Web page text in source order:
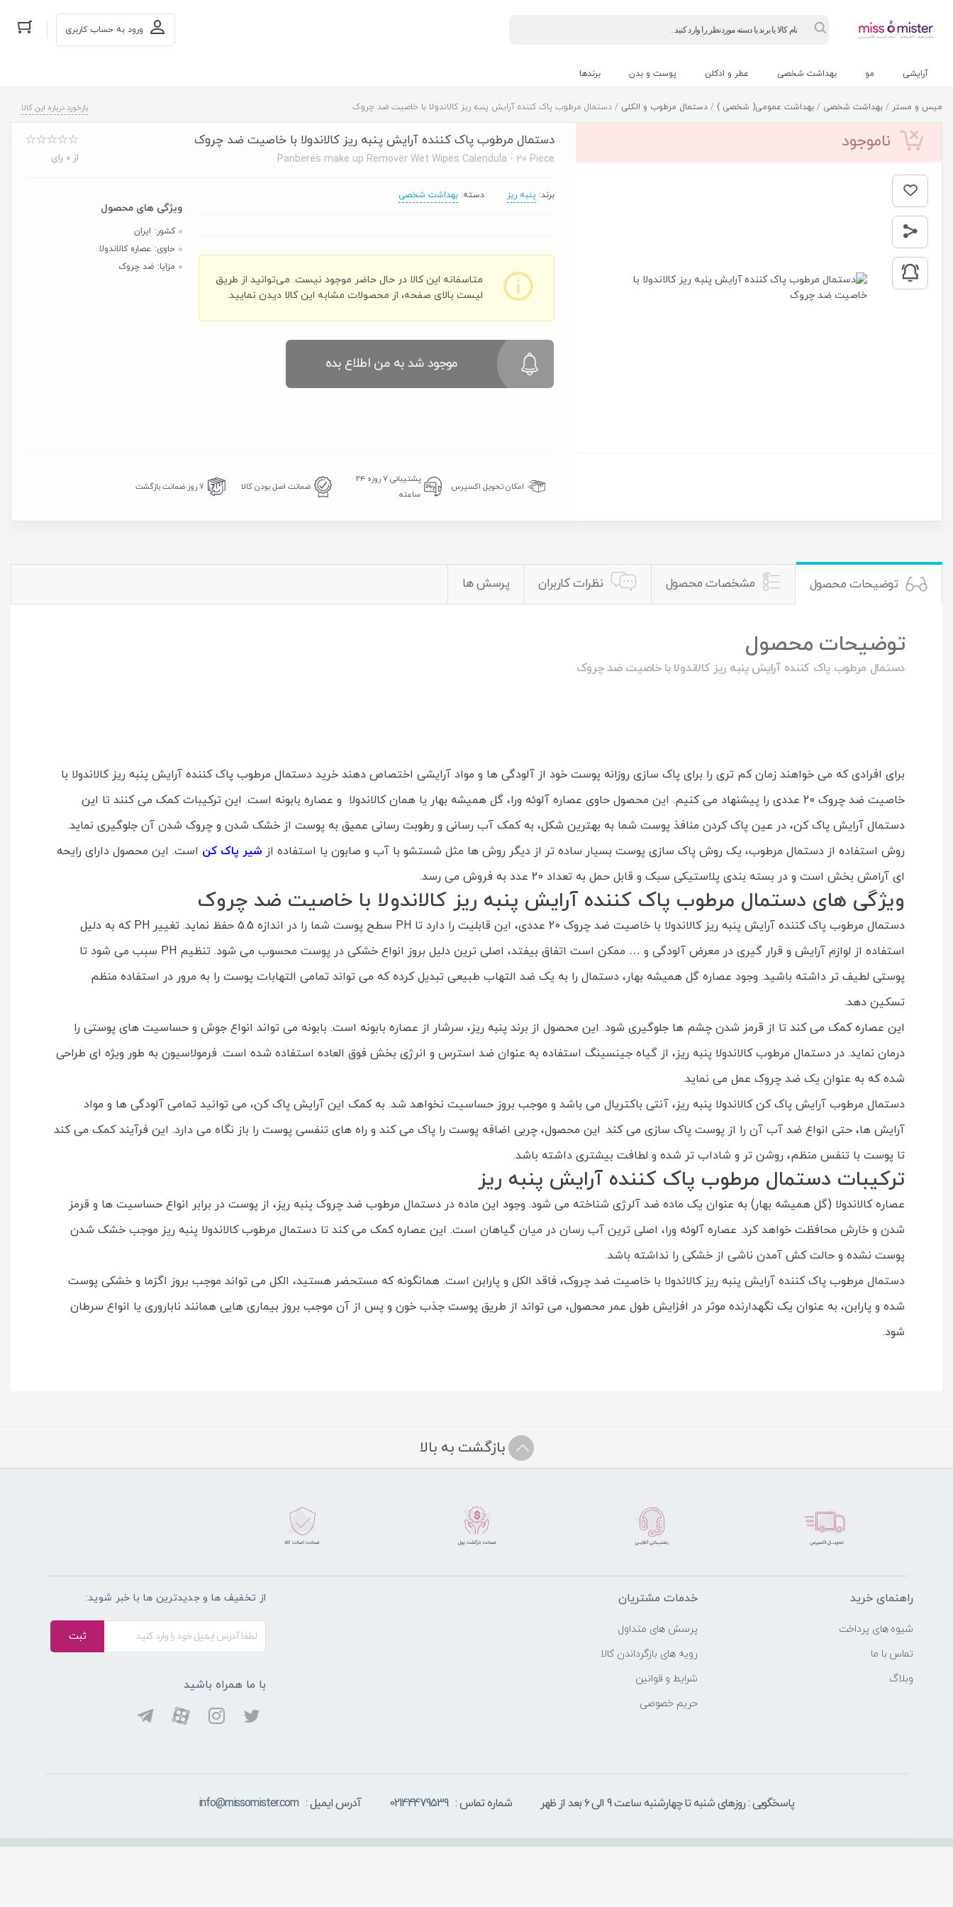
Products
search ورود به حساب کاربری
آرایشی مو بهداشت شخصی عطر و ادکلن پوست و بدن برندها
بازخورد درباره این کالا میس و مستر / بهداشت شخصی / بهداشت عمومی( شخصی ) / دستمال مرطوب و الکلی / دستمال مرطوب پاک کننده آرایش پنبه ریز کالاندولا با خاصیت ضد چروک
دستمال مرطوب پاک کننده آرایش پنبه ریز کالاندولا با خاصیت ضد چروک
Panberes make up Remover Wet Wipes Calendula - 20 Piece از 0 رای
برند: پنبه ریز دسته: بهداشت شخصی
متاسفانه این کالا در حال حاضر موجود نیست. می‌توانید از طریق
لیست بالای صفحه، از محصولات مشابه این کالا دیدن نمایید.
موجود شد به من اطلاع بده
کشور: ایران
حاوی: عصاره کالاندولا
مزایا: ضد چروک
امکان تحویل اکسپرس
پشتیبانی ۷ روزه ۲۴
ساعته
ضمانت اصل بودن کالا 7 روز ضمانت بازگشت
ناموجود
توضیحات محصول مشخصات محصول نظرات کاربران پرسش ها
توضیحات محصول
دستمال مرطوب پاک کننده آرایش پنبه ریز کالاندولا با خاصیت ضد چروک
برای افرادی که می خواهند زمان کم تری را برای پاک سازی روزانه پوست خود از آلودگی ها و مواد آرایشی اختصاص دهند خرید دستمال مرطوب پاک کننده آرایش پنبه ریز کالاندولا با
خاصیت ضد چروک 20 عددی را پیشنهاد می کنیم. این محصول حاوی عصاره آلوئه ورا، گل همیشه بهار یا همان کالاندولا و عصاره بابونه است. این ترکیبات کمک می کنند تا این
دستمال آرایش پاک کن، در عین پاک کردن منافذ پوست شما به بهترین شکل، به کمک آب رسانی و رطوبت رسانی عمیق به پوست از خشک شدن و چروک شدن آن جلوگیری نماید.
روش استفاده از دستمال مرطوب، یک روش پاک سازی پوست بسیار ساده تر از دیگر روش ها مثل شستشو با آب و صابون یا استفاده از شیر پاک کن است. این محصول دارای رایحه
ای آرامش بخش است و در بسته بندی پلاستیکی سبک و قابل حمل به تعداد 20 عدد به فروش می رسد.
ویژگی های دستمال مرطوب پاک کننده آرایش پنبه ریز کالاندولا با خاصیت ضد چروک
دستمال مرطوب پاک کننده آرایش پنبه ریز کالاندولا با خاصیت ضد چروک 20 عددی، این قابلیت را دارد تا PH سطح پوست شما را در اندازه 5.5 حفظ نماید. تغییر PH که به دلیل
استفاده از لوازم آرایش و قرار گیری در معرض آلودگی و … ممکن است اتفاق بیفتد، اصلی ترین دلیل بروز انواع خشکی در پوست محسوب می شود. تنظیم PH سبب می شود تا
پوستی لطیف تر داشته باشید. وجود عصاره گل همیشه بهار، دستمال را به یک ضد التهاب طبیعی تبدیل کرده که می تواند تمامی التهابات پوست را به مرور در استفاده منظم
تسکین دهد.
این عصاره کمک می کند تا از قرمز شدن چشم ها جلوگیری شود. این محصول از برند پنبه ریز، سرشار از عصاره بابونه است. بابونه می تواند انواع جوش و حساسیت های پوستی را
درمان نماید. در دستمال مرطوب کالاندولا پنبه ریز، از گیاه جینسینگ استفاده به عنوان ضد استرس و انرژی بخش فوق العاده استفاده شده است. فرمولاسیون به طور ویژه ای طراحی
شده که به عنوان یک ضد چروک عمل می نماید.
دستمال مرطوب آرایش پاک کن کالاندولا پنبه ریز، آنتی باکتریال می باشد و موجب بروز حساسیت نخواهد شد. به کمک این آرایش پاک کن، می توانید تمامی آلودگی ها و مواد
آرایش ها، حتی انواع ضد آب آن را از پوست پاک سازی می کند. این محصول، چربی اضافه پوست را پاک می کند و راه های تنفسی پوست را باز نگاه می دارد. این فرآیند کمک می کند
تا پوست با تنفس منظم، روشن تر و شاداب تر شده و لطافت بیشتری داشته باشد.
ترکیبات دستمال مرطوب پاک کننده آرایش پنبه ریز
عصاره کالاندولا (گل همیشه بهار) به عنوان یک ماده ضد آلرژی شناخته می شود. وجود این ماده در دستمال مرطوب ضد چروک پنبه ریز، از پوست در برابر انواع حساسیت ها و قرمز
شدن و خارش محافظت خواهد کرد. عصاره آلوئه ورا، اصلی ترین آب رسان در میان گیاهان است. این عصاره کمک می کند تا دستمال مرطوب کالاندولا پنبه ریز موجب خشک شدن
پوست نشده و حالت کش آمدن ناشی از خشکی را نداشته باشد.
دستمال مرطوب پاک کننده آرایش پنبه ریز کالاندولا با خاصیت ضد چروک، فاقد الکل و پارابن است. همانگونه که مستحضر هستید، الکل می تواند موجب بروز اگزما و خشکی پوست
شده و پارابن، به عنوان یک نگهدارنده موثر در افزایش طول عمر محصول، می تواند از طریق پوست جذب خون و پس از آن موجب بروز بیماری هایی همانند ناباروری یا انواع سرطان
شود.
بازگشت به بالا
راهنمای خرید
شیوه های پرداخت
تماس با ما
وبلاگ
خدمات مشتریان
پرسش های متداول
رویه های بازگرداندن کالا
شرایط و قوانین
حریم خصوصی
از تخفیف ها و جدیدترین ها با خبر شوید:
ثبت
با ما همراه باشید
پاسخگویی : روزهای شنبه تا چهارشنبه ساعت 9 الی ۶ بعد از ظهر شماره تماس : 02144479539 آدرس ایمیل : info@missomister.com